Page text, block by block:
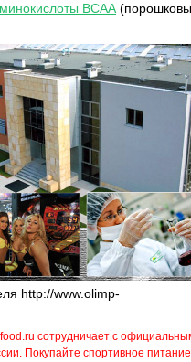
BCAA
http://www.olimp-
сотрудничает с
Покупайте спортивное питание